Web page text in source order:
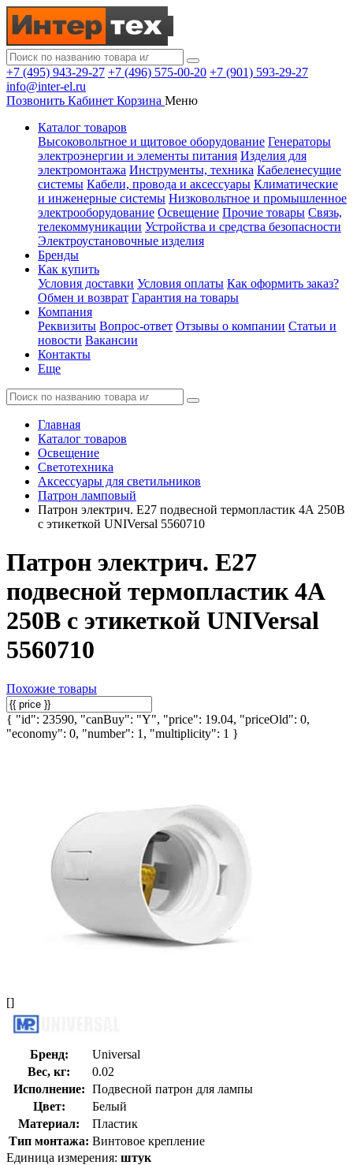
+7 (495) 943-29-27 +7 (496) 575-00-20 +7 (901) 593-29-27
info@inter-el.ru
Позвонить Кабинет Корзина Меню
Каталог товаров
Высоковольтное и щитовое оборудование Генераторы
электроэнергии и элементы питания Изделия для
электромонтажа Инструменты, техника Кабеленесущие
системы Кабели, провода и аксессуары Климатические
и инженерные системы Низковольтное и промышленное
электрооборудование Освещение Прочие товары Связь,
телекоммуникации Устройства и средства безопасности
Электроустановочные изделия
Бренды
Как купить
Условия доставки Условия оплаты Как оформить заказ?
Обмен и возврат Гарантия на товары
Компания
Реквизиты Вопрос-ответ Отзывы о компании Статьи и
новости Вакансии
Контакты
Еще
Главная
Каталог товаров
Освещение
Светотехника
Аксессуары для светильников
Патрон ламповый
Патрон электрич. E27 подвесной термопластик 4А 250В
с этикеткой UNIVersal 5560710
Патрон электрич. E27
подвесной термопластик 4А
250В с этикеткой UNIVersal
5560710
Похожие товары
{ "id": 23590, "canBuy": "Y", "price": 19.04, "priceOld": 0,
"economy": 0, "number": 1, "multiplicity": 1 }
[]
Бренд:
Universal
Вес, кг:
0.02
Исполнение: Подвесной патрон для лампы
Цвет:
Белый
Материал:
Пластик
Тип монтажа: Винтовое крепление
Единица измерения: штук